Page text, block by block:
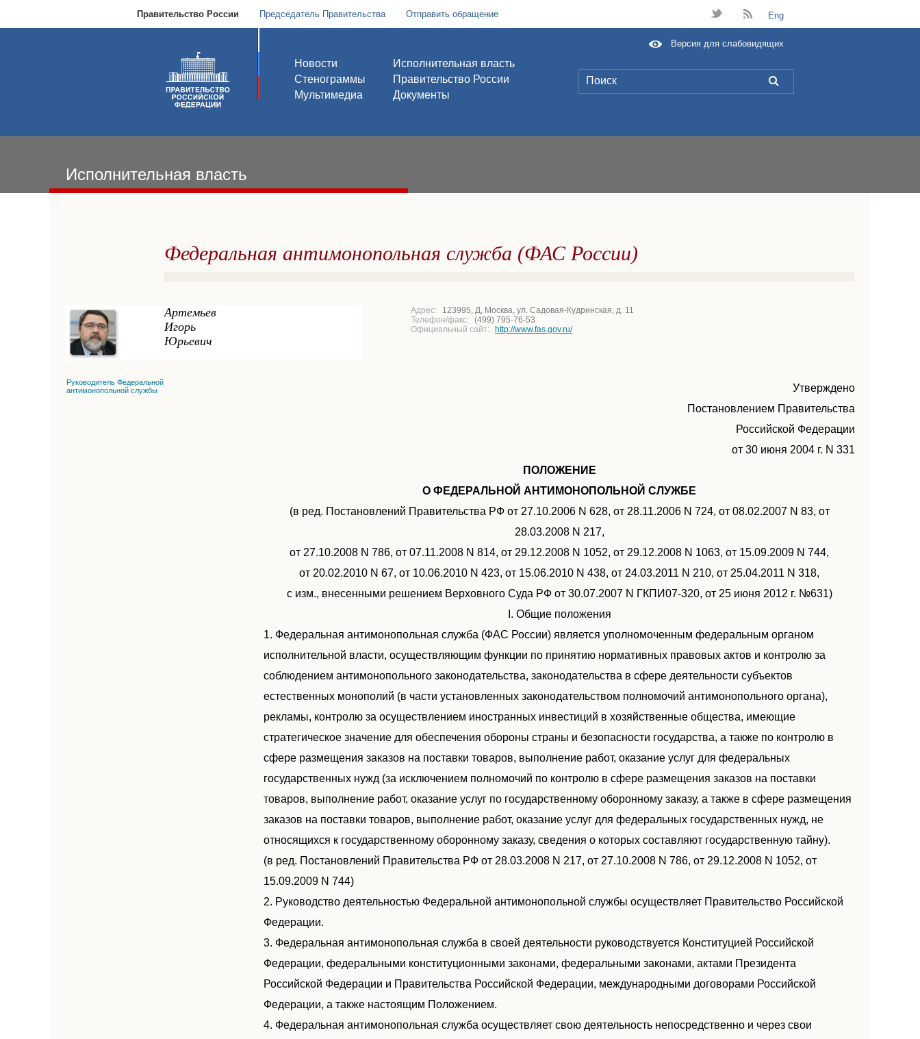
Правительство России Председатель Правительства Отправить обращение t B Eng
Новости
Стенограммы
Мультимедиа
Исполнительная власть
Правительство России
Документы
L
Версия для слабовидящих
Исполнительная власть
Федеральная антимонопольная служба (ФАС России)
Артемьев
Игорь
Юрьевич
Адрес:
123995, Д, Москва, ул. Садовая-Кудринская, д. 11
Телефон/факс:
(499) 795-76-53
Официальный сайт:
http://www.fas.gov.ru/
Руководитель Федеральной
антимонопольной службы
Утверждено
Постановлением Правительства
Российской Федерации
от 30 июня 2004 г. N 331
ПОЛОЖЕНИЕ
О ФЕДЕРАЛЬНОЙ АНТИМОНОПОЛЬНОЙ СЛУЖБЕ
(в ред. Постановлений Правительства РФ от 27.10.2006 N 628, от 28.11.2006 N 724, от 08.02.2007 N 83, от
28.03.2008 N 217,
от 27.10.2008 N 786, от 07.11.2008 N 814, от 29.12.2008 N 1052, от 29.12.2008 N 1063, от 15.09.2009 N 744,
от 20.02.2010 N 67, от 10.06.2010 N 423, от 15.06.2010 N 438, от 24.03.2011 N 210, от 25.04.2011 N 318,
с изм., внесенными решением Верховного Суда РФ от 30.07.2007 N ГКПИ07-320, от 25 июня 2012 г. №631)
I. Общие положения
1. Федеральная антимонопольная служба (ФАС России) является уполномоченным федеральным органом
исполнительной власти, осуществляющим функции по принятию нормативных правовых актов и контролю за
соблюдением антимонопольного законодательства, законодательства в сфере деятельности субъектов
естественных монополий (в части установленных законодательством полномочий антимонопольного органа),
рекламы, контролю за осуществлением иностранных инвестиций в хозяйственные общества, имеющие
стратегическое значение для обеспечения обороны страны и безопасности государства, а также по контролю в
сфере размещения заказов на поставки товаров, выполнение работ, оказание услуг для федеральных
государственных нужд (за исключением полномочий по контролю в сфере размещения заказов на поставки
товаров, выполнение работ, оказание услуг по государственному оборонному заказу, а также в сфере размещения
заказов на поставки товаров, выполнение работ, оказание услуг для федеральных государственных нужд, не
относящихся к государственному оборонному заказу, сведения о которых составляют государственную тайну).
(в ред. Постановлений Правительства РФ от 28.03.2008 N 217, от 27.10.2008 N 786, от 29.12.2008 N 1052, от
15.09.2009 N 744)
2. Руководство деятельностью Федеральной антимонопольной службы осуществляет Правительство Российской
Федерации.
3. Федеральная антимонопольная служба в своей деятельности руководствуется Конституцией Российской
Федерации, федеральными конституционными законами, федеральными законами, актами Президента
Российской Федерации и Правительства Российской Федерации, международными договорами Российской
Федерации, а также настоящим Положением.
4. Федеральная антимонопольная служба осуществляет свою деятельность непосредственно и через свои